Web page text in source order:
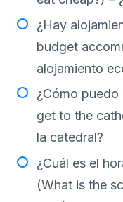
¿Hay
budget
alojamiento
¿Cómo
get to the
la catedral?
¿Cuál es el
(What is the